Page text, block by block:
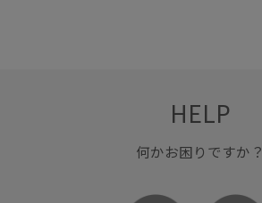
HELP
何かお困りですか？